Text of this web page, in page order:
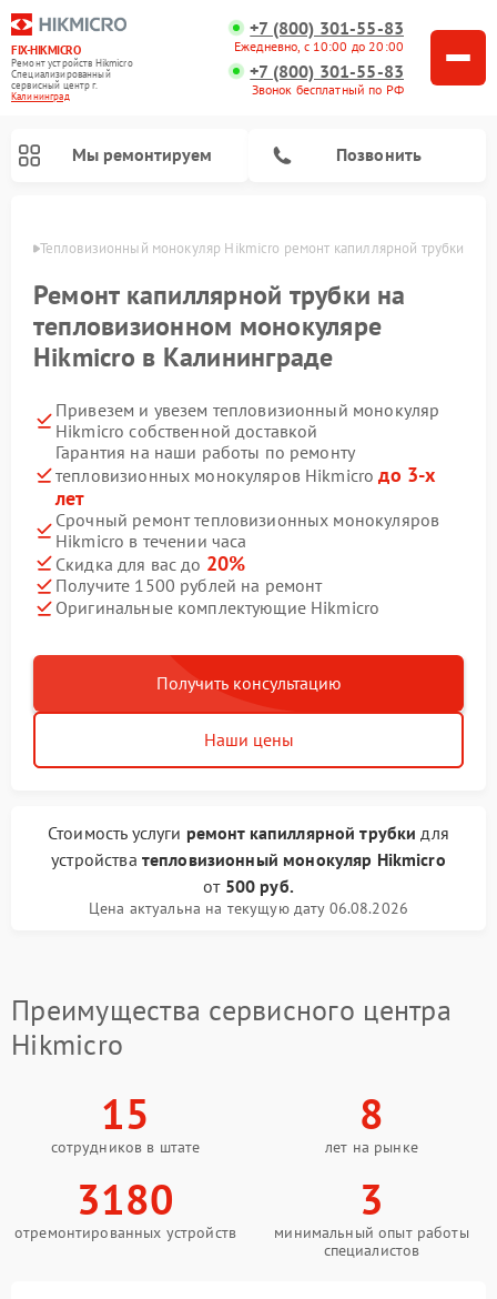
FIX-HIKMICRO
Ремонт устройств Hikmicro
Специализированный
cервисный центр г.
Калининград
+7 (800) 301-55-83
Ежедневно, с 10:00 до 20:00
+7 (800) 301-55-83
Звонок бесплатный по РФ
Мы ремонтируем Позвонить
Тепловизионный монокуляр Hikmicro ремонт капиллярной трубки
Ремонт капиллярной трубки на
тепловизионном монокуляре
Hikmicro в Калининграде
Привезем и увезем тепловизионный монокуляр
Hikmicro собственной доставкой
Гарантия на наши работы по ремонту
тепловизионных монокуляров Hikmicroдо 3-х
лет
Срочный ремонт тепловизионных монокуляров
Hikmicro в течении часа
Скидка для вас до 20%
Получите 1500 рублей на ремонт
Оригинальные комплектующие Hikmicro
Получить консультацию
Наши цены
Стоимость услуги ремонт капиллярной трубки для
устройства тепловизионный монокуляр Hikmicro
от 500 руб.
Цена актуальна на текущую дату 06.08.2026
Преимущества сервисного центра
Hikmicro
15
сотрудников в штате
8
лет на рынке
3180
отремонтированных устройств
3
минимальный опыт работы
специалистов